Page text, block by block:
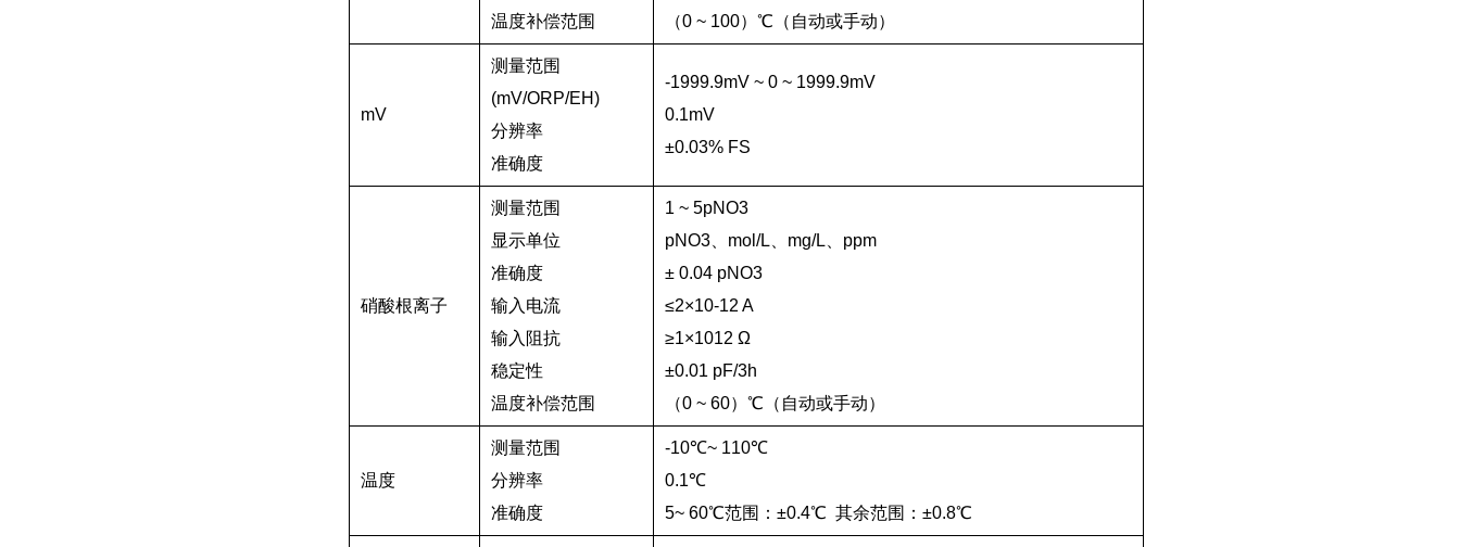
温度补偿范围
（0 ~ 100）℃（自动或手动）
mV
测量范围
(mV/ORP/EH)
分辨率
准确度
-1999.9mV ~ 0 ~ 1999.9mV
0.1mV
±0.03% FS
硝酸根离子
测量范围
显示单位
准确度
输入电流
输入阻抗
稳定性
温度补偿范围
1 ~ 5pNO3
pNO3、mol/L、mg/L、ppm
± 0.04 pNO3
≤2×10-12 A
≥1×1012 Ω
±0.01 pF/3h
（0 ~ 60）℃（自动或手动）
温度
测量范围
分辨率
准确度
-10℃~ 110℃
0.1℃
5~ 60℃范围：±0.4℃ 其余范围：±0.8℃